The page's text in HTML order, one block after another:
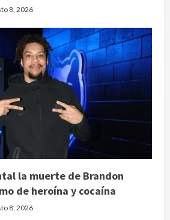
8, 2026
la muerte de Brandon
de heroína y cocaína
8, 2026